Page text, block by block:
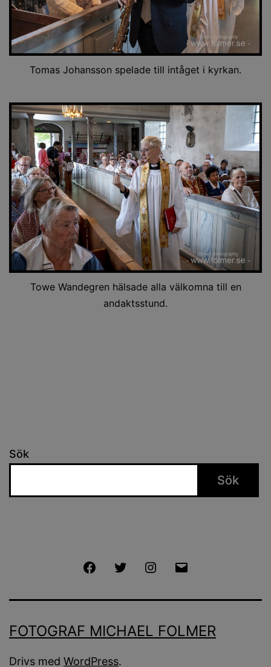
Tomas Johansson spelade till intåget i kyrkan.
Towe Wandegren hälsade alla välkomna till en
andaktsstund.
Sök
Sök
FacebookTwitter Instagram
FOTOGRAF MICHAEL FOLMER
Drivs med WordPress.